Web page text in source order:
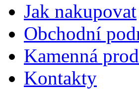
Jak nakupovat
Obchodní
Kamenná
Kontakty